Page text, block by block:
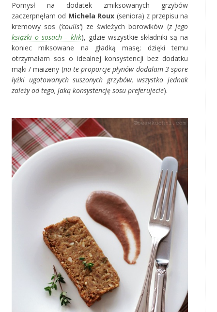
Pomysł na dodatek zmiksowanych grzybów
zaczerpnęłam od Michela Roux (seniora) z przepisu na
kremowy sos (‘coulis’) ze świeżych borowików (z jego
książki o sosach – klik), gdzie wszystkie składniki są na
koniec miksowane na gładką masę; dzięki temu
otrzymałam sos o idealnej konsystencji bez dodatku
mąki / maizeny (na te proporcje płynów dodałam 3 spore
łyżki ugotowanych suszonych grzybów, wszystko jednak
zależy od tego, jaką konsystencję sosu preferujecie).